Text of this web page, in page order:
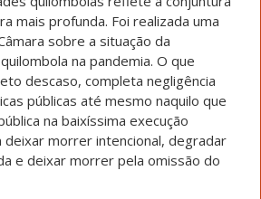
mais profunda. Foi realizada uma
sobre a situação da
na pandemia. O que
descaso, completa negligência
públicas até mesmo naquilo que
na baixíssima execução
deixar morrer intencional, degradar
e deixar morrer pela omissão do